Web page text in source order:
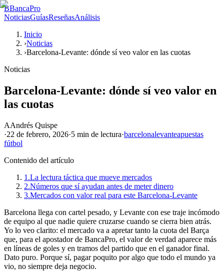
BBancaPro
NoticiasGuíasReseñasAnálisis
Inicio
›Noticias
›Barcelona-Levante: dónde sí veo valor en las cuotas
Noticias
Barcelona-Levante: dónde sí veo valor en
las cuotas
AAndrés Quispe
·22 de febrero, 2026·5 min de lectura·barcelonalevanteapuestas
fútbol
Contenido del artículo
1.La lectura táctica que mueve mercados
2.Números que sí ayudan antes de meter dinero
3.Mercados con valor real para este Barcelona-Levante
Barcelona llega con cartel pesado, y Levante con ese traje incómodo
de equipo al que nadie quiere cruzarse cuando se cierra bien atrás.
Yo lo veo clarito: el mercado va a apretar tanto la cuota del Barça
que, para el apostador de BancaPro, el valor de verdad aparece más
en líneas de goles y en tramos del partido que en el ganador final.
Dato puro. Porque sí, pagar poquito por algo que todo el mundo ya
vio, no siempre deja negocio.